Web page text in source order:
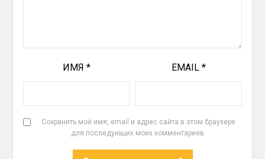
ИМЯ * EMAIL *
Сохранить моё имя, email и адрес сайта в этом браузере
для последующих моих комментариев.